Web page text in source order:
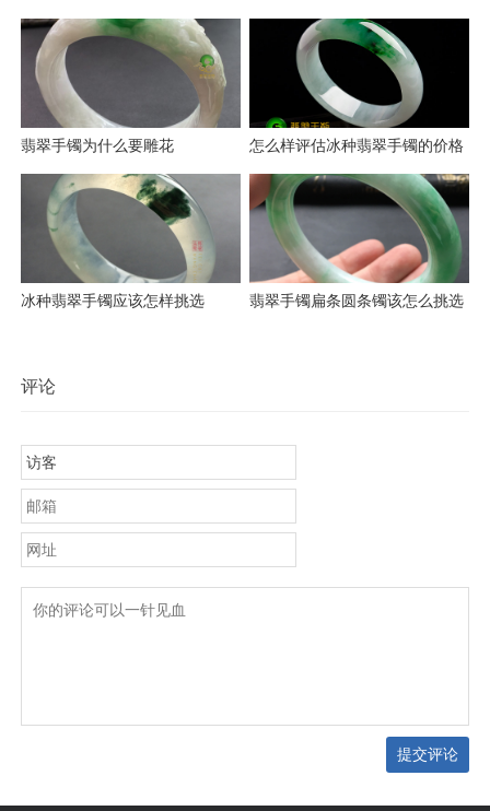
镯
的
翡翠手镯为什么要雕花 怎么样评估冰种翡翠手镯的价格
冰种翡翠手镯应该怎样挑选 翡翠手镯扁条圆条镯该怎么挑选
评论
提交评论